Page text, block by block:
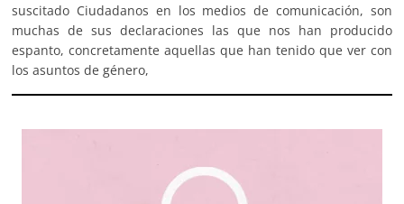
suscitado Ciudadanos en los medios de comunicación, son
muchas de sus declaraciones las que nos han producido
espanto, concretamente aquellas que han tenido que ver con
los asuntos de género,